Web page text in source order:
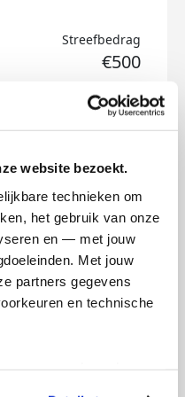
website bezoekt.
technieken om
het gebruik van onze
en — met jouw
Met jouw
partners gegevens
en technische
Streefbedrag
€500